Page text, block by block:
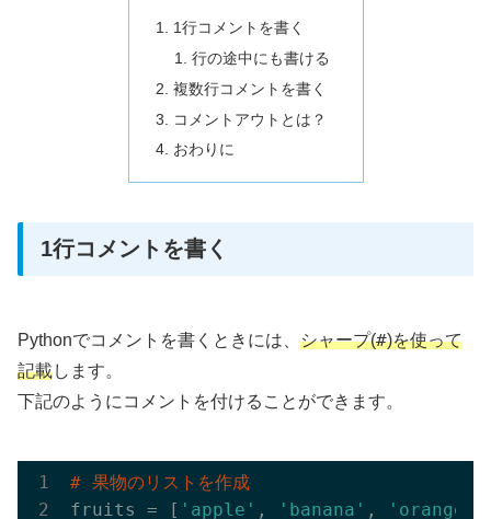
1行コメントを書く
行の途中にも書ける
複数行コメントを書く
コメントアウトとは？
おわりに
1行コメントを書く
Pythonでコメントを書くときには、 シャープ(#)を使って
記載します。
下記のようにコメントを付けることができます。
# 果物のリストを作成
fruits = [ 'apple' , 'banana' , 'orange'